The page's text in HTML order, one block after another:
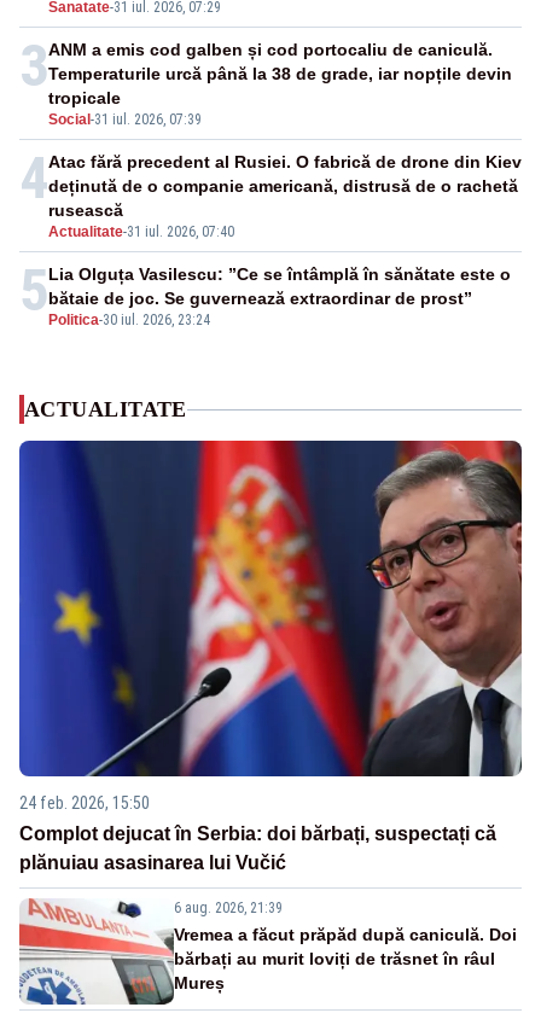
Sanatate-31 iul. 2026, 07:29
3
Social -31 iul. 2026, 07:39
ANM a emis cod galben și cod portocaliu de caniculă.
Temperaturile urcă până la 38 de grade, iar nopțile devin
tropicale
4
Actualitate-31 iul. 2026, 07:40
Atac fără precedent al Rusiei. O fabrică de drone din Kiev
deținută de o companie americană, distrusă de o rachetă
rusească
5 Politica-30 iul. 2026, 23:24
Lia Olguța Vasilescu: ”Ce se întâmplă în sănătate este o
bătaie de joc. Se guvernează extraordinar de prost”
ACTUALITATE
24 feb. 2026, 15:50
Complot dejucat în Serbia: doi bărbați, suspectați că
plănuiau asasinarea lui Vučić
6 aug. 2026, 21:39
Vremea a făcut prăpăd după caniculă. Doi
bărbați au murit loviți de trăsnet în râul
Mureș